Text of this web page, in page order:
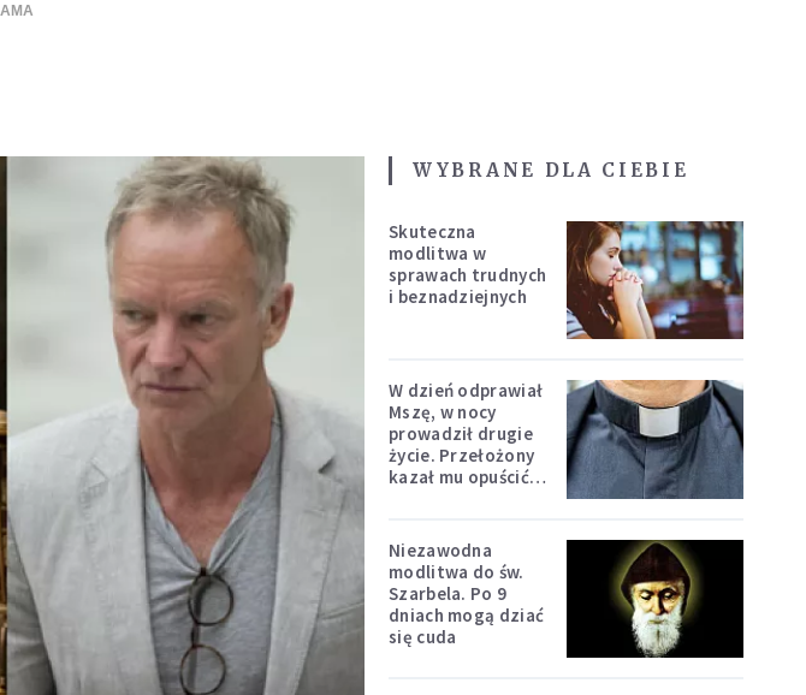
WYBRANE DLA CIEBIE
Skuteczna
modlitwa w
sprawach trudnych
i beznadziejnych
W dzień odprawiał
Mszę, w nocy
prowadził drugie
życie. Przełożony
kazał mu opuścić
Niezawodna
modlitwa do św.
Szarbela. Po 9
dniach mogą dziać
się cuda